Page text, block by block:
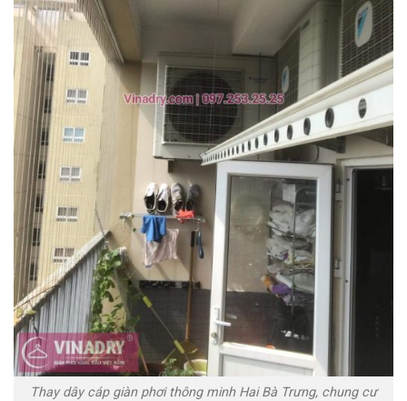
Thay dây cáp giàn phơi thông minh Hai Bà Trưng, chung cư